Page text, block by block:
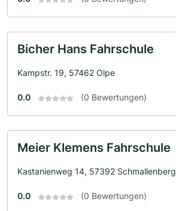
Bicher Hans Fahrschule
Kampstr. 19, 57462 Olpe
0.0 (0 Bewertungen)
Meier Klemens Fahrschule
Kastanienweg 14, 57392 Schmallenberg
0.0 (0 Bewertungen)